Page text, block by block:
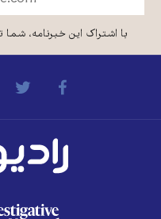
با اشتراک این خبرنامه، شما